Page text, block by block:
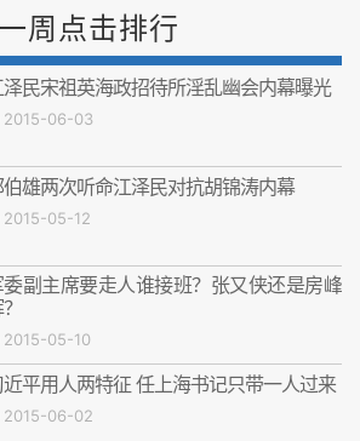
一周点击排行
泽民宋祖英海政招待所淫乱幽会内幕曝光
06-03
雄两次听命江泽民对抗胡锦涛内幕
05-12
委副主席要走人谁接班？张又侠还是房峰
05-10
近平用人两特征 任上海书记只带一人过来
06-02